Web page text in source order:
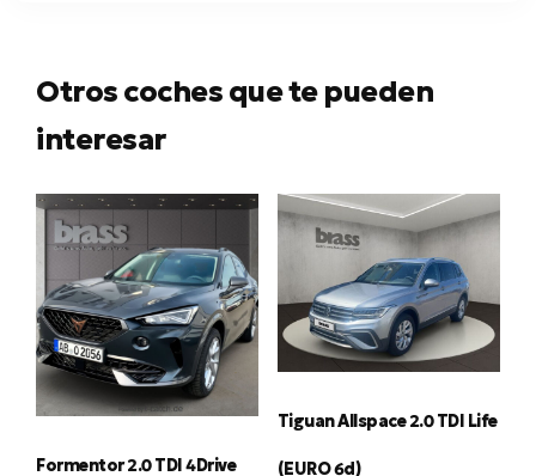
Otros coches que te pueden
interesar
Formentor 2.0 TDI 4Drive
Tiguan Allspace 2.0 TDI Life
(EURO 6d)